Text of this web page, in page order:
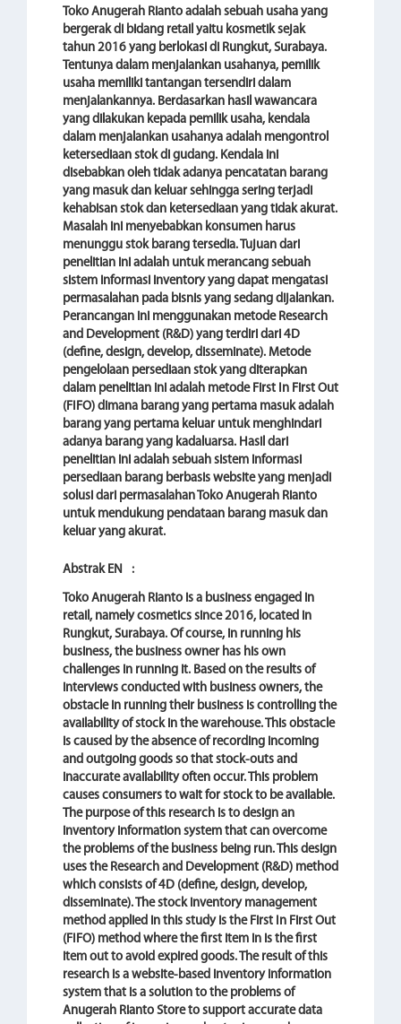
Toko Anugerah Rianto adalah sebuah usaha yang
bergerak di bidang retail yaitu kosmetik sejak
tahun 2016 yang berlokasi di Rungkut, Surabaya.
Tentunya dalam menjalankan usahanya, pemilik
usaha memiliki tantangan tersendiri dalam
menjalankannya. Berdasarkan hasil wawancara
yang dilakukan kepada pemilik usaha, kendala
dalam menjalankan usahanya adalah mengontrol
ketersediaan stok di gudang. Kendala ini
disebabkan oleh tidak adanya pencatatan barang
yang masuk dan keluar sehingga sering terjadi
kehabisan stok dan ketersediaan yang tidak akurat.
Masalah ini menyebabkan konsumen harus
menunggu stok barang tersedia. Tujuan dari
penelitian ini adalah untuk merancang sebuah
sistem informasi inventory yang dapat mengatasi
permasalahan pada bisnis yang sedang dijalankan.
Perancangan ini menggunakan metode Research
and Development (R&D) yang terdiri dari 4D
(define, design, develop, disseminate). Metode
pengelolaan persediaan stok yang diterapkan
dalam penelitian ini adalah metode First In First Out
(FIFO) dimana barang yang pertama masuk adalah
barang yang pertama keluar untuk menghindari
adanya barang yang kadaluarsa. Hasil dari
penelitian ini adalah sebuah sistem informasi
persediaan barang berbasis website yang menjadi
solusi dari permasalahan Toko Anugerah Rianto
untuk mendukung pendataan barang masuk dan
keluar yang akurat.
Abstrak EN :
Toko Anugerah Rianto is a business engaged in
retail, namely cosmetics since 2016, located in
Rungkut, Surabaya. Of course, in running his
business, the business owner has his own
challenges in running it. Based on the results of
interviews conducted with business owners, the
obstacle in running their business is controlling the
availability of stock in the warehouse. This obstacle
is caused by the absence of recording incoming
and outgoing goods so that stock-outs and
inaccurate availability often occur. This problem
causes consumers to wait for stock to be available.
The purpose of this research is to design an
inventory information system that can overcome
the problems of the business being run. This design
uses the Research and Development (R&D) method
which consists of 4D (define, design, develop,
disseminate). The stock inventory management
method applied in this study is the First In First Out
(FIFO) method where the first item in is the first
item out to avoid expired goods. The result of this
research is a website-based inventory information
system that is a solution to the problems of
Anugerah Rianto Store to support accurate data